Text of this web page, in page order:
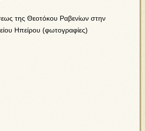
της Θεοτόκου Ραβενίων στην
Ηπείρου (φωτογραφίες)